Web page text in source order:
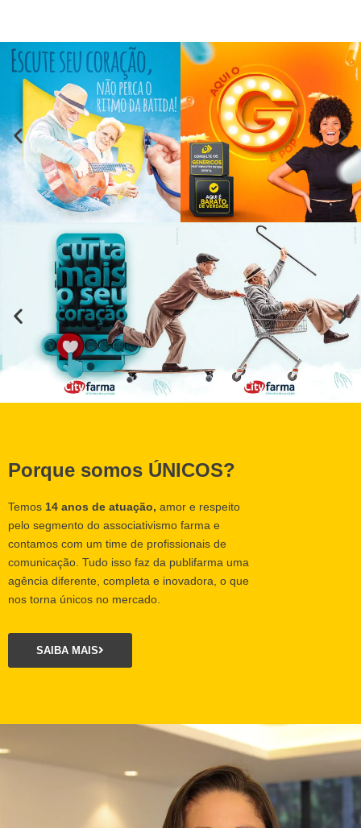
Porque somos ÚNICOS?
Temos 14 anos de atuação, amor e respeito
pelo segmento do associativismo farma e
contamos com um time de profissionais de
comunicação. Tudo isso faz da publifarma uma
agência diferente, completa e inovadora, o que
nos torna únicos no mercado.
SAIBA MAIS